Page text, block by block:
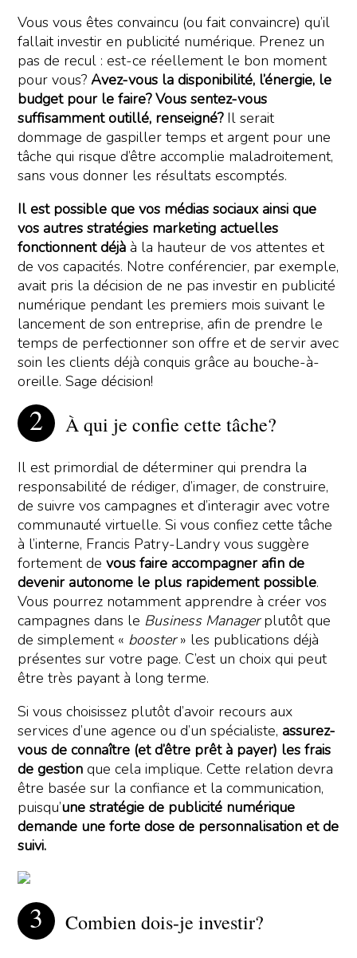
Vous vous êtes convaincu (ou fait convaincre) qu’il
fallait investir en publicité numérique. Prenez un
pas de recul : est-ce réellement le bon moment
pour vous?Avez-vous la disponibilité, l’énergie, le
budget pour le faire? Vous sentez-vous
suffisamment outillé, renseigné?Il serait
dommage de gaspiller temps et argent pour une
tâche qui risque d’être accomplie maladroitement,
sans vous donner les résultats escomptés.
Il est possible que vos médias sociaux ainsi que
vos autres stratégies marketing actuelles
fonctionnent déjàà la hauteur de vos attentes et
de vos capacités. Notre conférencier, par exemple,
avait pris la décision de ne pas investir en publicité
numérique pendant les premiers mois suivant le
lancement de son entreprise, afin de prendre le
temps de perfectionner son offre et de servir avec
soin les clients déjà conquis grâce au bouche-à-
oreille. Sage décision!
À qui je confie cette tâche?
Il est primordial de déterminer qui prendra la
responsabilité de rédiger, d’imager, de construire,
de suivre vos campagnes et d’interagir avec votre
communauté virtuelle. Si vous confiez cette tâche
à l’interne, Francis Patry-Landry vous suggère
fortement devous faire accompagner afin de
devenir autonome le plus rapidement possible.
Vous pourrez notamment apprendre à créer vos
campagnes dans le Business Managerplutôt que
de simplement « booster» les publications déjà
présentes sur votre page. C’est un choix qui peut
être très payant à long terme.
Si vous choisissez plutôt d’avoir recours aux
services d’une agence ou d’un spécialiste, assurez-
vous de connaître (et d’être prêt à payer) les frais
de gestion que cela implique. Cette relation devra
être basée sur la confiance et la communication,
puisqu’une stratégie de publicité numérique
demande une forte dose de personnalisation et de
suivi.
Combien dois-je investir?